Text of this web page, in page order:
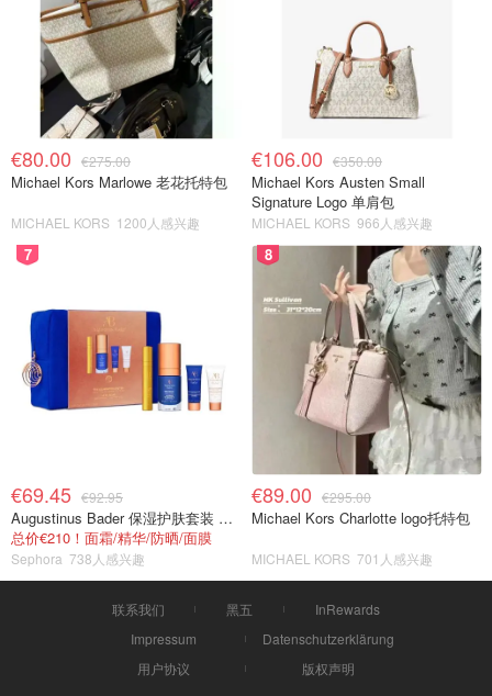
€80.00 €275.00
Michael Kors Marlowe 老花托特包
MICHAEL KORS 1200人感兴趣
€106.00 €350.00
Michael Kors Austen Small
Signature Logo 单肩包
MICHAEL KORS 966人感兴趣
7
€69.45 €92.95
Augustinus Bader 保湿护肤套装 TFC8®
总价€210！面霜/精华/防晒/面膜
Sephora 738人感兴趣
8
€89.00 €295.00
Michael Kors Charlotte logo托特包
MICHAEL KORS 701人感兴趣
联系我们 黑五
InRewards
Impressum
Datenschutzerklärung
用户协议
版权声明